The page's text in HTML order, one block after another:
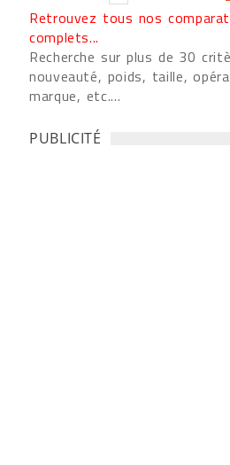
Retrouvez tous nos
complets...
Recherche sur plus de 30
nouveauté, poids, taille,
marque, etc....
PUBLICITÉ